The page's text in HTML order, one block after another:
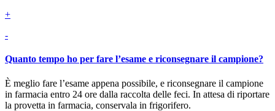
+
-
Quanto tempo ho per fare l’esame e riconsegnare il campione?
È meglio fare l’esame appena possibile, e riconsegnare il campione
in farmacia entro 24 ore dalla raccolta delle feci. In attesa di riportare
la provetta in farmacia, conservala in frigorifero.